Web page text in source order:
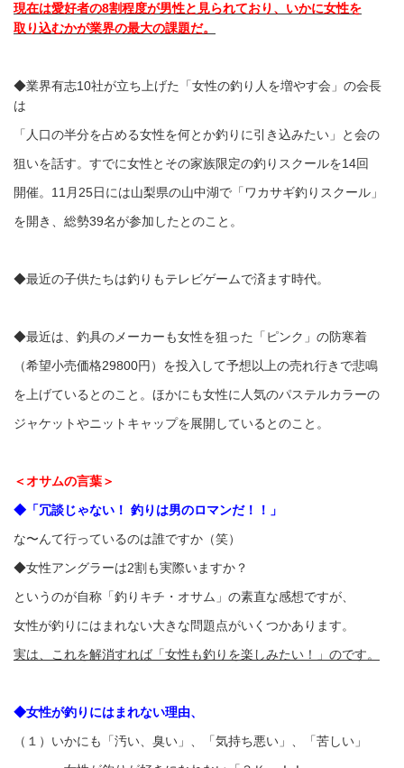
現在は愛好者の8割程度が男性と見られており、いかに女性を
取り込むかが業界の最大の課題だ。
◆業界有志10社が立ち上げた「女性の釣り人を増やす会」の会長
は
「人口の半分を占める女性を何とか釣りに引き込みたい」と会の
狙いを話す。すでに女性とその家族限定の釣りスクールを14回
開催。11月25日には山梨県の山中湖で「ワカサギ釣りスクール」
を開き、総勢39名が参加したとのこと。
◆最近の子供たちは釣りもテレビゲームで済ます時代。
◆最近は、釣具のメーカーも女性を狙った「ピンク」の防寒着
（希望小売価格29800円）を投入して予想以上の売れ行きで悲鳴
を上げているとのこと。ほかにも女性に人気のパステルカラーの
ジャケットやニットキャップを展開しているとのこと。
＜オサムの言葉＞
◆「冗談じゃない！ 釣りは男のロマンだ！！」
な〜んて行っているのは誰ですか（笑）
◆女性アングラーは2割も実際いますか？
というのが自称「釣りキチ・オサム」の素直な感想ですが、
女性が釣りにはまれない大きな問題点がいくつかあります。
実は、これを解消すれば「女性も釣りを楽しみたい！」のです。
◆女性が釣りにはまれない理由、
（１）いかにも「汚い、臭い」、「気持ち悪い」、「苦しい」